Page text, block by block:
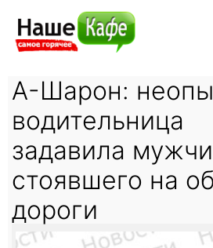
А-Шарон:
водительница
задавила
стоявшего на
дороги